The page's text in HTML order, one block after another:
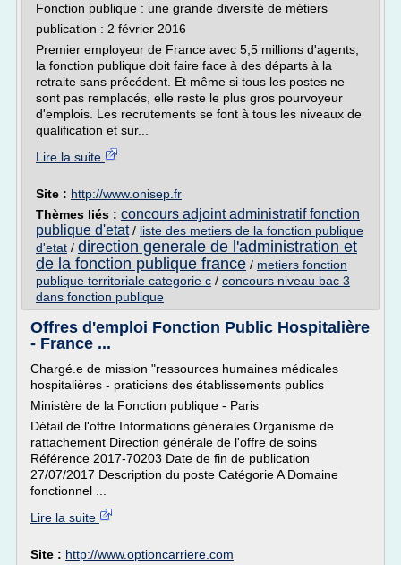
Fonction publique : une grande diversité de métiers
publication : 2 février 2016
Premier employeur de France avec 5,5 millions d'agents,
la fonction publique doit faire face à des départs à la
retraite sans précédent. Et même si tous les postes ne
sont pas remplacés, elle reste le plus gros pourvoyeur
d'emplois. Les recrutements se font à tous les niveaux de
qualification et sur...
Lire la suite
Site : http://www.onisep.fr
Thèmes liés : concours adjoint administratif fonction
publique d'etat/ liste des metiers de la fonction publique
d'etat / direction generale de l'administration et
de la fonction publique france / metiers fonction
publique territoriale categorie c / concours niveau bac 3
dans fonction publique
Offres d'emploi Fonction Public Hospitalière
- France ...
Chargé.e de mission "ressources humaines médicales
hospitalières - praticiens des établissements publics
Ministère de la Fonction publique - Paris
Détail de l'offre Informations générales Organisme de
rattachement Direction générale de l'offre de soins
Référence 2017-70203 Date de fin de publication
27/07/2017 Description du poste Catégorie A Domaine
fonctionnel ...
Lire la suite
Site : http://www.optioncarriere.com